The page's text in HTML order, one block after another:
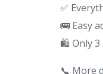
✅
🚌 Easy
🛍️ Only 3
📞 More